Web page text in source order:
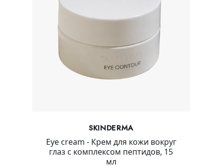
SKINDERMA
Eye cream - Крем для кожи вокруг
глаз с комплексом пептидов, 15
мл